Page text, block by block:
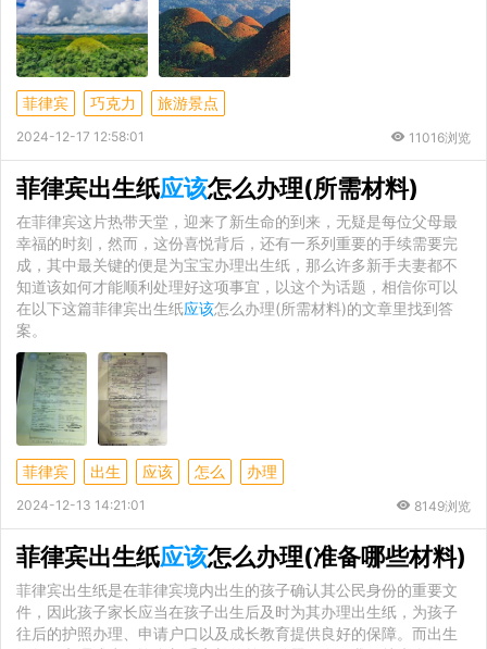
菲律宾 巧克力 旅游景点
2024-12-17 12:58:01 11016浏览
菲律宾出生纸应该怎么办理(所需材料)
在菲律宾这片热带天堂，迎来了新生命的到来，无疑是每位父母最
幸福的时刻，然而，这份喜悦背后，还有一系列重要的手续需要完
成，其中最关键的便是为宝宝办理出生纸，那么许多新手夫妻都不
知道该如何才能顺利处理好这项事宜，以这个为话题，相信你可以
在以下这篇菲律宾出生纸应该怎么办理(所需材料)的文章里找到答
案。
菲律宾 出生 应该 怎么 办理
2024-12-13 14:21:01 8149浏览
菲律宾出生纸应该怎么办理(准备哪些材料)
菲律宾出生纸是在菲律宾境内出生的孩子确认其公民身份的重要文
件，因此孩子家长应当在孩子出生后及时为其办理出生纸，为孩子
往后的护照办理、申请户口以及成长教育提供良好的保障。而出生